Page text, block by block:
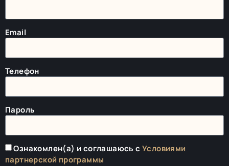
Email
Телефон
Пароль
Ознакомлен(а) и соглашаюсь сУсловиями
партнерской программы